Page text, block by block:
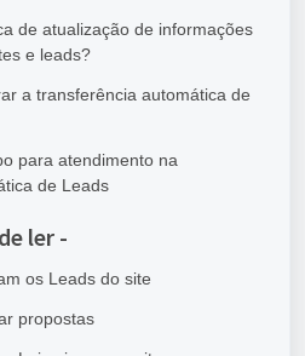
de atualização de informações
e leads?
a transferência automática de
para atendimento na
de Leads
ler -
os Leads do site
propostas